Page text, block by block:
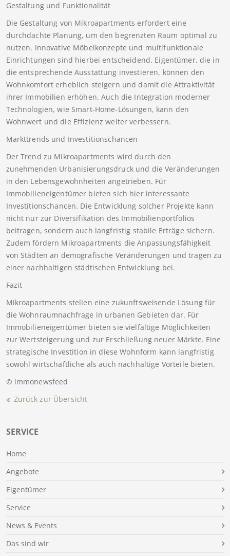
SERVICE
Home
Angebote
Eigentümer
Service
News & Events
Das sind wir
Gestaltung und Funktionalität
Die Gestaltung von Mikroapartments erfordert eine
durchdachte Planung, um den begrenzten Raum optimal zu
nutzen. Innovative Möbelkonzepte und multifunktionale
Einrichtungen sind hierbei entscheidend. Eigentümer, die in
die entsprechende Ausstattung investieren, können den
Wohnkomfort erheblich steigern und damit die Attraktivität
ihrer Immobilien erhöhen. Auch die Integration moderner
Technologien, wie Smart-Home-Lösungen, kann den
Wohnwert und die Effizienz weiter verbessern.
Markttrends und Investitionschancen
Der Trend zu Mikroapartments wird durch den
zunehmenden Urbanisierungsdruck und die Veränderungen
in den Lebensgewohnheiten angetrieben. Für
Immobilieneigentümer bieten sich hier interessante
Investitionschancen. Die Entwicklung solcher Projekte kann
nicht nur zur Diversifikation des Immobilienportfolios
beitragen, sondern auch langfristig stabile Erträge sichern.
Zudem fördern Mikroapartments die Anpassungsfähigkeit
von Städten an demografische Veränderungen und tragen zu
einer nachhaltigen städtischen Entwicklung bei.
Fazit
Mikroapartments stellen eine zukunftsweisende Lösung für
die Wohnraumnachfrage in urbanen Gebieten dar. Für
Immobilieneigentümer bieten sie vielfältige Möglichkeiten
zur Wertsteigerung und zur Erschließung neuer Märkte. Eine
strategische Investition in diese Wohnform kann langfristig
sowohl wirtschaftliche als auch nachhaltige Vorteile bieten.
© immonewsfeed
Zurück zur Übersicht